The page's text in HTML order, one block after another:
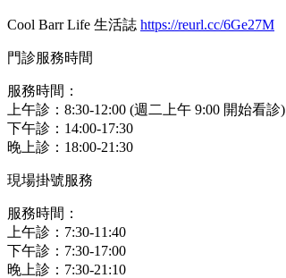
Cool Barr Life 生活誌 https://reurl.cc/6Ge27M
門診服務時間
服務時間：
上午診：8:30-12:00 (週二上午 9:00 開始看診)
下午診：14:00-17:30
晚上診：18:00-21:30
現場掛號服務
服務時間：
上午診：7:30-11:40
下午診：7:30-17:00
晚上診：7:30-21:10